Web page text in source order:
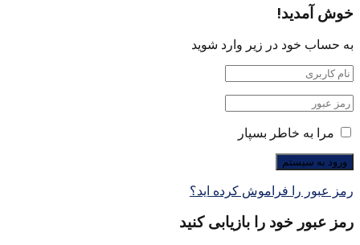
خوش آمدید!
به حساب خود در زیر وارد شوید
مرا به خاطر بسپار
رمز عبور را فراموش کرده اید؟
رمز عبور خود را بازیابی کنید